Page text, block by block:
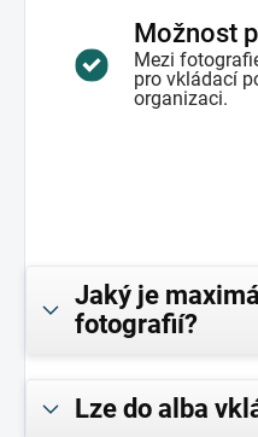
Možnost
Mezi
pro vkládací
organizaci.
Jaký je
fotografií?
Lze do alba